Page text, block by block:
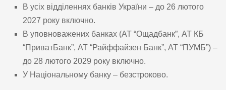
В усіх відділеннях банків України – до 26 лютого
2027 року включно.
В уповноважених банках (АТ “Ощадбанк”, АТ КБ
“ПриватБанк”, АТ “Райффайзен Банк”, АТ “ПУМБ”) –
до 28 лютого 2029 року включно.
У Національному банку – безстроково.